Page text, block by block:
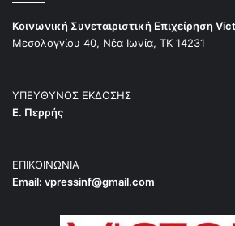
Κοινωνική Συνεταιριστική Επιχείρηση
Μεσολογγίου 40, Νέα Ιωνία, ΤΚ 14231
ΥΠΕΥΘΥΝΟΣ ΕΚΔΟΣΗΣ
Ε. Περρής
ΕΠΙΚΟΙΝΩΝΙΑ
Email: vpressinf@gmail.com